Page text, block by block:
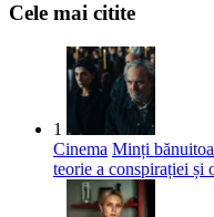
Cele mai citite
1
Cinema Minți
teorie a conspirației și